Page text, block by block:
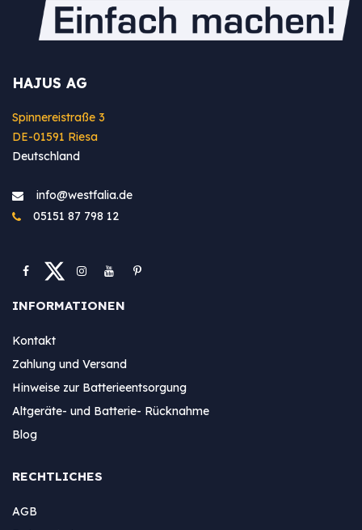
HAJUS AG
Spinnereistraße 3
DE-01591 Riesa
Deutschland
info@westfa​lia.de
05151 87 798 12
INFORMATIONEN
Kontakt
Zahlung und Versand
Hinweise zur Batterieentsorgung
Altgeräte- und Batterie- Rücknahme
Blog
RECHTLICHES
AGB